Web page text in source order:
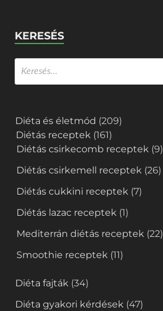
KERESÉS
Diéta és életmód (209)
Diétás receptek (161)
Diétás csirkecomb receptek (9)
Diétás csirkemell receptek (26)
Diétás cukkini receptek (7)
Diétás lazac receptek (1)
Mediterrán diétás receptek (22)
Smoothie receptek (11)
Diéta fajták (34)
Diéta gyakori kérdések (47)